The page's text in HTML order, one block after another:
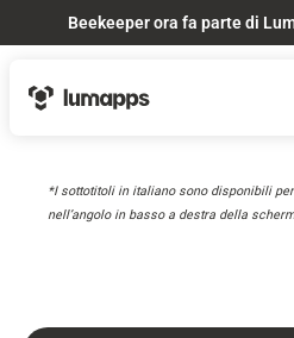
Beekeeper ora fa parte di
*I sottotitoli in italiano sono disponibili
nell’angolo in basso a destra della